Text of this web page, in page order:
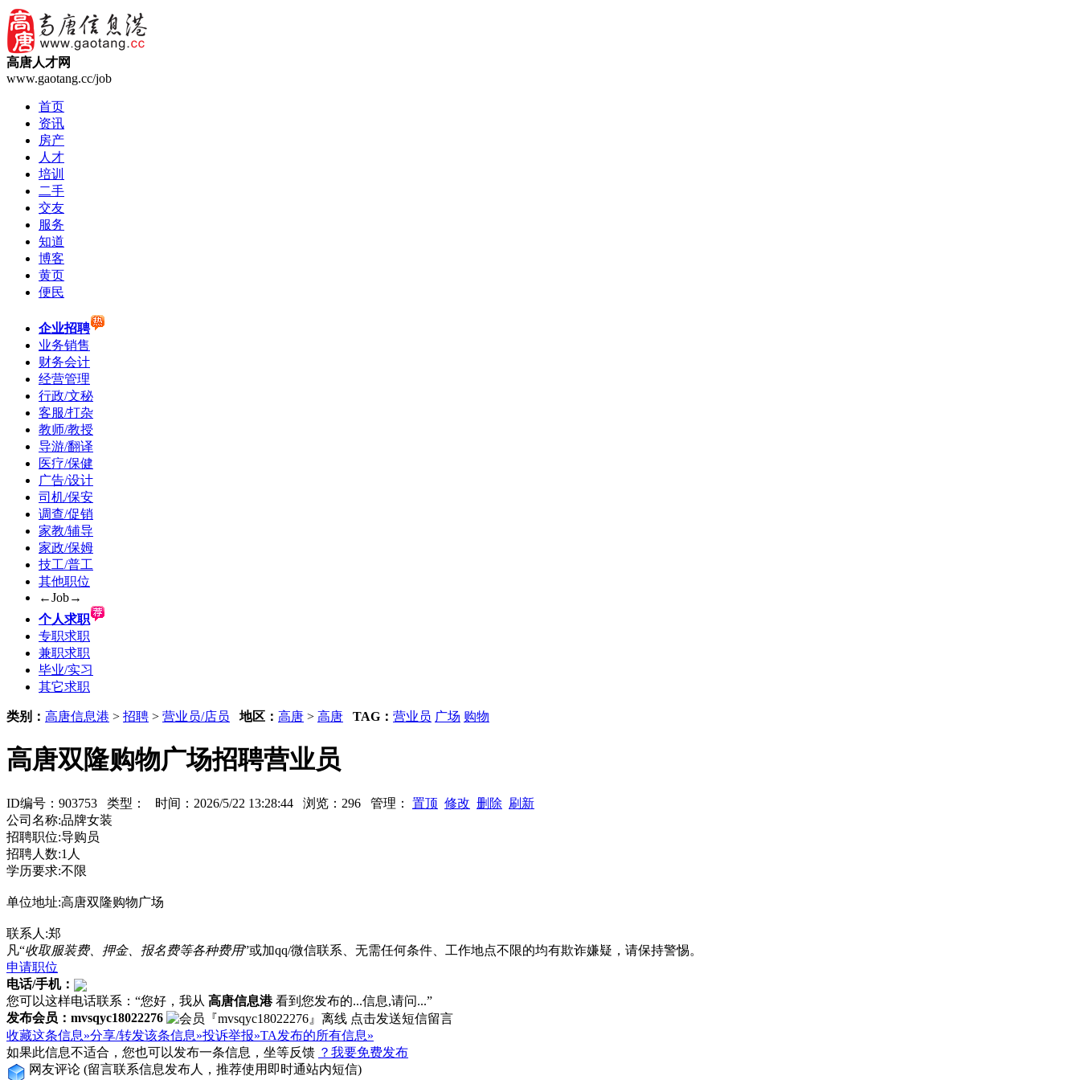
高唐人才网
www.gaotang.cc/job
首页
资讯
房产
人才
培训
二手
交友
服务
知道
博客
黄页
便民
企业招聘
业务销售
财务会计
经营管理
行政/文秘
客服/打杂
教师/教授
导游/翻译
医疗/保健
广告/设计
司机/保安
调查/促销
家教/辅导
家政/保姆
技工/普工
其他职位
←Job→
个人求职
专职求职
兼职求职
毕业/实习
其它求职
类别： 高唐信息港 > 招聘 > 营业员/店员 地区： 高唐 > 高唐 TAG： 营业员 广场 购物
高唐双隆购物广场招聘营业员
ID编号：903753 类型： 时间：2026/5/22 13:28:44 浏览：296 管理： 置顶 修改 删除 刷新
公司名称:品牌女装
招聘职位:导购员
招聘人数:1人
学历要求:不限
单位地址:高唐双隆购物广场
联系人:郑
凡“收取服装费、押金、报名费等各种费用”或加qq/微信联系、无需任何条件、工作地点不限的均有欺诈嫌疑，请保持警惕。
申请职位
电话/手机：
您可以这样电话联系：“您好，我从 高唐信息港看到您发布的...信息,请问...”
发布会员：mvsqyc18022276
收藏这条信息»分享/转发该条信息»投诉举报»TA发布的所有信息»
如果此信息不适合，您也可以发布一条信息，坐等反馈 ？我要免费发布
网友评论 (留言联系信息发布人，推荐使用即时通站内短信)